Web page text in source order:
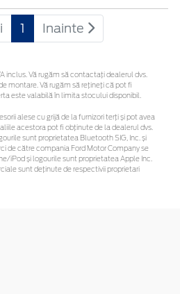
1 Inainte
inclus. Vă rugăm să contactaţi dealerul dvs.
montare. Vă rugăm să rețineți că pot fi
este valabilă în limita stocului disponibil.
alese cu grijă de la furnizori terți și pot avea
acestora pot fi obținute de la dealerul dvs.
sunt proprietatea Bluetooth SIG, Inc. și
de către compania Ford Motor Company se
iPod și logourile sunt proprietatea Apple Inc.
sunt deținute de respectivii proprietari